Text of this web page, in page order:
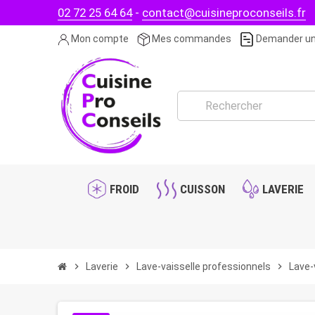
02 72 25 64 64- contact@cuisineproconseils.fr
Mon compte Mes commandes Demander
FROID CUISSON LAVERIE
chevron_right Laverie chevron_right Lave-vaisselle professionnels chevron_right